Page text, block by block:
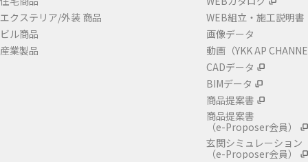
エクステリア/外装 商品
ビル商品
産業製品
WEB組立・施工説明書
画像データ
動画（YKK AP
CADデータ
BIMデータ
商品提案書
商品提案書
（e-Proposer会員）
玄関シミュレーション
（e-Proposer会員）